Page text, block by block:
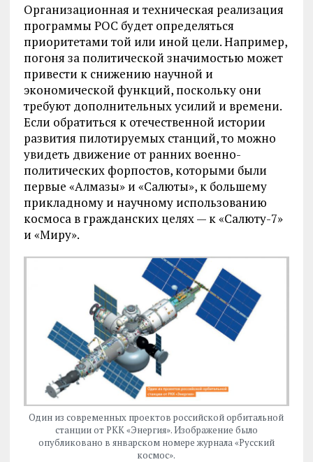
Организационная и техническая реализация
программы РОС будет определяться
приоритетами той или иной цели. Например,
погоня за политической значимостью может
привести к снижению научной и
экономической функций, поскольку они
требуют дополнительных усилий и времени.
Если обратиться к отечественной истории
развития пилотируемых станций, то можно
увидеть движение от ранних военно-
политических форпостов, которыми были
первые «Алмазы» и «Салюты», к большему
прикладному и научному использованию
космоса в гражданских целях — к «Салюту-7»
и «Миру».
Один из современных проектов российской орбитальной
станции от РКК «Энергия». Изображение было
опубликовано в январском номере журнала «Русский
космос».